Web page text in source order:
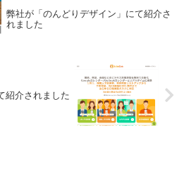
弊社が「のんどりデザイン」にて紹介さ
れました
紹介されました